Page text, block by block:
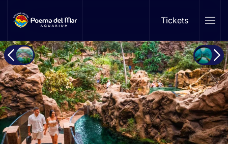
Skip to main content Tickets